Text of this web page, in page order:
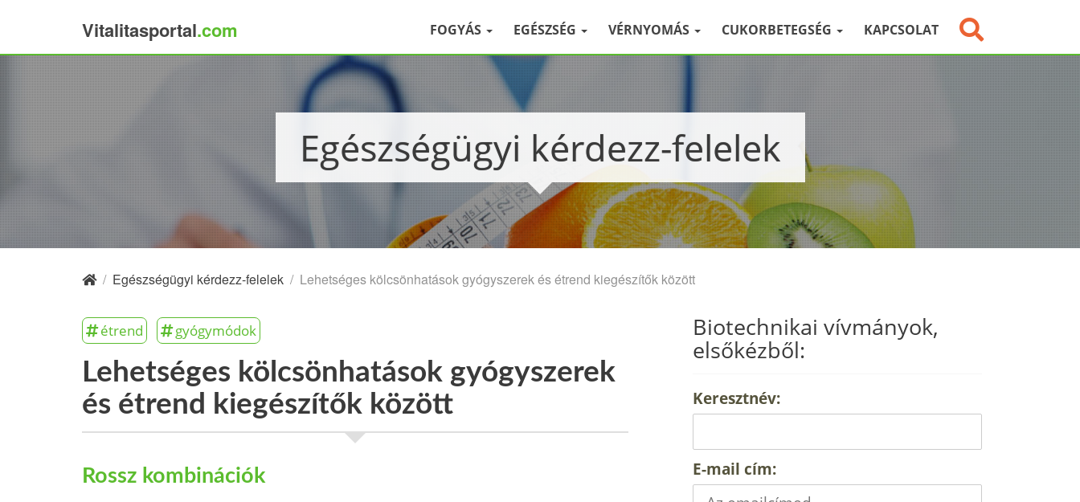
Vitalitasportal.com FOGYÁS EGÉSZSÉG VÉRNYOMÁS CUKORBETEGSÉG KAPCSOLAT
Egészségügyi kérdezz-felelek
/ Egészségügyi kérdezz-felelek / Lehetséges kölcsönhatások gyógyszerek és étrend kiegészítők között
étrend gyógymódok
Lehetséges kölcsönhatások gyógyszerek
és étrend kiegészítők között
Rossz kombinációk
Biotechnikai vívmányok,
elsőkézből:
Keresztnév:
E-mail cím:
×